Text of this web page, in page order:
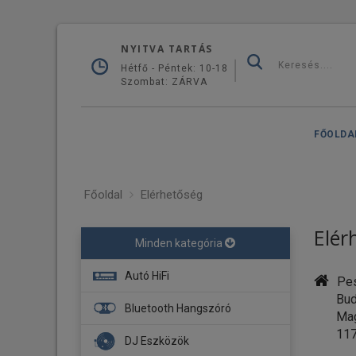
NYITVA TARTÁS
Hétfő - Péntek: 10-18
Szombat: ZÁRVA
Főoldal Elérhetőség
Minden kategória
Autó HiFi
Fejegység
Erősítő
Bluetooth Hangszóró
DJ Eszközök